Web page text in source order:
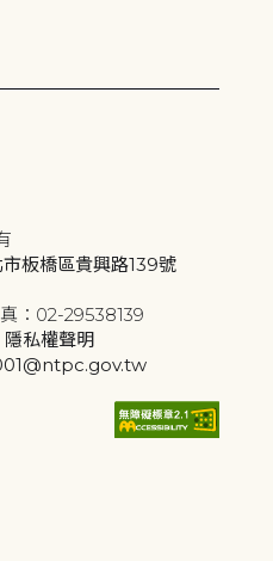
板橋區貴興路139號
：02-29538139
隱私權聲明